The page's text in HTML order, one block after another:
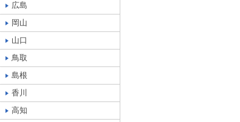
広島
岡山
山口
鳥取
島根
香川
高知